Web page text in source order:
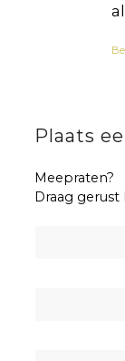
Plaats
Meepraten?
Draag gerust